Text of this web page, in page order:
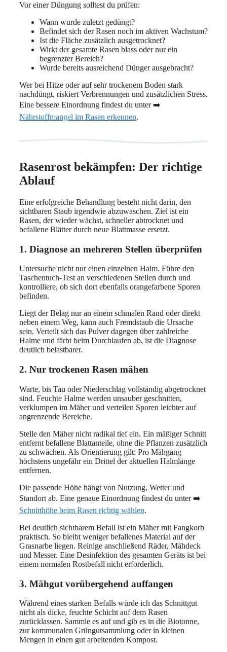
Vor einer Düngung solltest du prüfen:
Wann wurde zuletzt gedüngt?
Befindet sich der Rasen noch im aktiven Wachstum?
Ist die Fläche zusätzlich ausgetrocknet?
Wirkt der gesamte Rasen blass oder nur ein
begrenzter Bereich?
Wurde bereits ausreichend Dünger ausgebracht?
Wer bei Hitze oder auf sehr trockenem Boden stark
nachdüngt, riskiert Verbrennungen und zusätzlichen Stress.
Eine bessere Einordnung findest du unter ➡️
Nährstoffmangel im Rasen erkennen.
Rasenrost bekämpfen: Der richtige
Ablauf
Eine erfolgreiche Behandlung besteht nicht darin, den
sichtbaren Staub irgendwie abzuwaschen. Ziel ist ein
Rasen, der wieder wächst, schneller abtrocknet und
befallene Blätter durch neue Blattmasse ersetzt.
1. Diagnose an mehreren Stellen überprüfen
Untersuche nicht nur einen einzelnen Halm. Führe den
Taschentuch-Test an verschiedenen Stellen durch und
kontrolliere, ob sich dort ebenfalls orangefarbene Sporen
befinden.
Liegt der Belag nur an einem schmalen Rand oder direkt
neben einem Weg, kann auch Fremdstaub die Ursache
sein. Verteilt sich das Pulver dagegen über zahlreiche
Halme und färbt beim Durchlaufen ab, ist die Diagnose
deutlich belastbarer.
2. Nur trockenen Rasen mähen
Warte, bis Tau oder Niederschlag vollständig abgetrocknet
sind. Feuchte Halme werden unsauber geschnitten,
verklumpen im Mäher und verteilen Sporen leichter auf
angrenzende Bereiche.
Stelle den Mäher nicht radikal tief ein. Ein mäßiger Schnitt
entfernt befallene Blattanteile, ohne die Pflanzen zusätzlich
zu schwächen. Als Orientierung gilt: Pro Mähgang
höchstens ungefähr ein Drittel der aktuellen Halmlänge
entfernen.
Die passende Höhe hängt von Nutzung, Wetter und
Standort ab. Eine genaue Einordnung findest du unter ➡️
Schnitthöhe beim Rasen richtig wählen.
Bei deutlich sichtbarem Befall ist ein Mäher mit Fangkorb
praktisch. So bleibt weniger befallenes Material auf der
Grasnarbe liegen. Reinige anschließend Räder, Mähdeck
und Messer. Eine Desinfektion des gesamten Geräts ist bei
einem normalen Rostbefall nicht erforderlich.
3. Mähgut vorübergehend auffangen
Während eines starken Befalls würde ich das Schnittgut
nicht als dicke, feuchte Schicht auf dem Rasen
zurücklassen. Sammle es auf und gib es in die Biotonne,
zur kommunalen Grüngutsammlung oder in kleinen
Mengen in einen gut arbeitenden Kompost.